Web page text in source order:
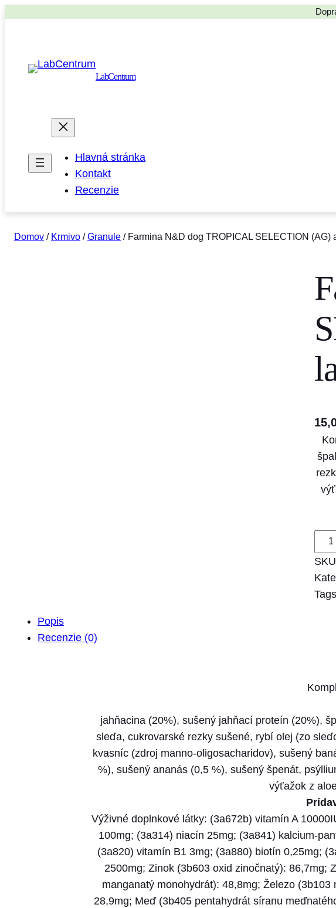
LabCentrum
Hlavná stránka
Kontakt
Recenzie
Domov / Krmivo /Granule / Farmina N&D dog TROPICAL SELECTION (AG)
n
a
m
i
n
a
N
&
D
d
o
g
T
R
Popis
Recenzie (0)
jahňacina (20%), sušený jahňací proteín (20%),
sleďa, cukrovarské rezky sušené, rybí olej (zo
kvasníc (zdroj manno-oligosacharidov), sušený
%), sušený ananás (0,5 %), sušený špenát,
výťažok z
Výživné doplnkové látky: (3a672b) vitamín A
100mg; (3a314) niacín 25mg; (3a841) kalcium-
(3a820) vitamín B1 3mg; (3a880) biotín 0,25mg;
2500mg; Zinok (3b603 oxid zinočnatý): 86,7mg;
manganatý monohydrát): 48,8mg; Železo
28,9mg; Meď (3b405 pentahydrát síranu